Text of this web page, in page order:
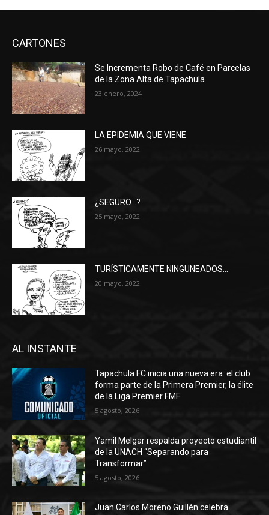
CARTONES
Se Incrementa Robo de Café en Parcelas
de la Zona Alta de Tapachula
23 enero, 2024
LA EPIDEMIA QUE VIENE
26 mayo, 2022
¿SEGURO…?
25 mayo, 2022
TURÍSTICAMENTE NINGUNEADOS…
20 mayo, 2022
AL INSTANTE
Tapachula FC inicia una nueva era: el club
forma parte de la Primera Premier, la élite
de la Liga Premier FMF
5 agosto, 2026
Yamil Melgar respalda proyecto estudiantil
de la UNACH “Separando para
Transformar”
5 agosto, 2026
Juan Carlos Moreno Guillén celebra